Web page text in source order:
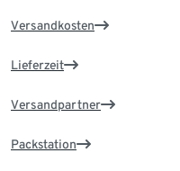
Versandkosten
Lieferzeit
Versandpartner
Packstation